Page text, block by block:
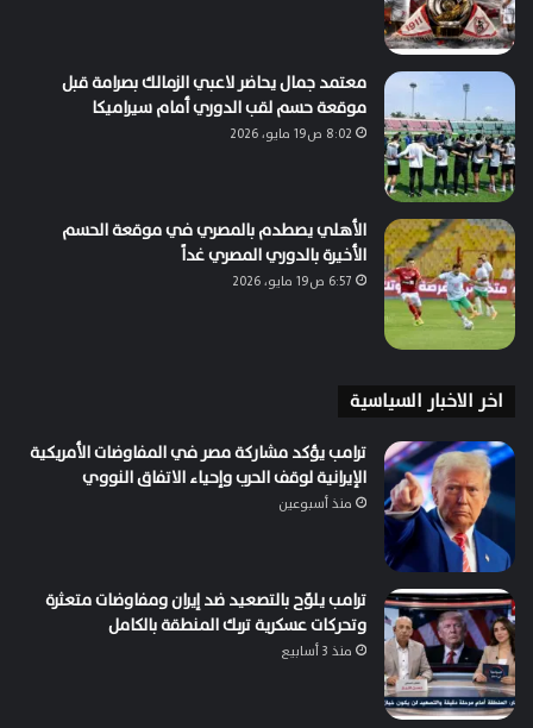
معتمد جمال يحاضر لاعبي الزمالك بصرامة قبل
موقعة حسم لقب الدوري أمام سيراميكا
8:02 ص19 مايو، 2026
الأهلي يصطدم بالمصري في موقعة الحسم
الأخيرة بالدوري المصري غداً
6:57 ص19 مايو، 2026
اخر الاخبار السياسية
ترامب يؤكد مشاركة مصر في المفاوضات الأمريكية
الإيرانية لوقف الحرب وإحياء الاتفاق النووي
منذ أسبوعين
ترامب يلوّح بالتصعيد ضد إيران ومفاوضات متعثرة
وتحركات عسكرية تربك المنطقة بالكامل
منذ 3 أسابيع